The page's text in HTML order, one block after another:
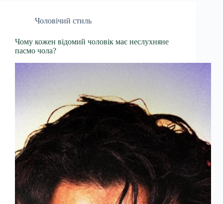
Чоловічий стиль
Чому кожен відомий чоловік має неслухняне
пасмо чола?